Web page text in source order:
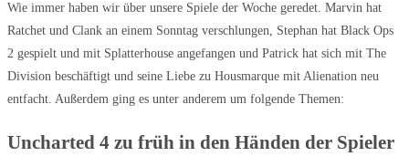
Wie immer haben wir über unsere Spiele der Woche geredet. Marvin hat
Ratchet und Clank an einem Sonntag verschlungen, Stephan hat Black Ops
2 gespielt und mit Splatterhouse angefangen und Patrick hat sich mit The
Division beschäftigt und seine Liebe zu Housmarque mit Alienation neu
entfacht. Außerdem ging es unter anderem um folgende Themen:
Uncharted 4 zu früh in den Händen der Spieler